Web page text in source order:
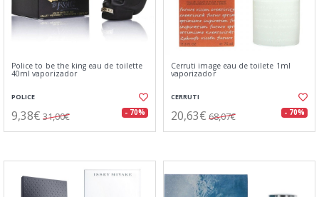
Police to be the king eau de toilette
40ml vaporizador
POLICE
9,38€ 31,00€ - 70%
Cerruti image eau de toilete 1ml
vaporizador
CERRUTI
20,63€ 68,07€ - 70%